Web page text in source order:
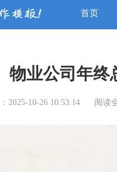
首页
物业公司年终
2025-10-26 10:53:14 阅读